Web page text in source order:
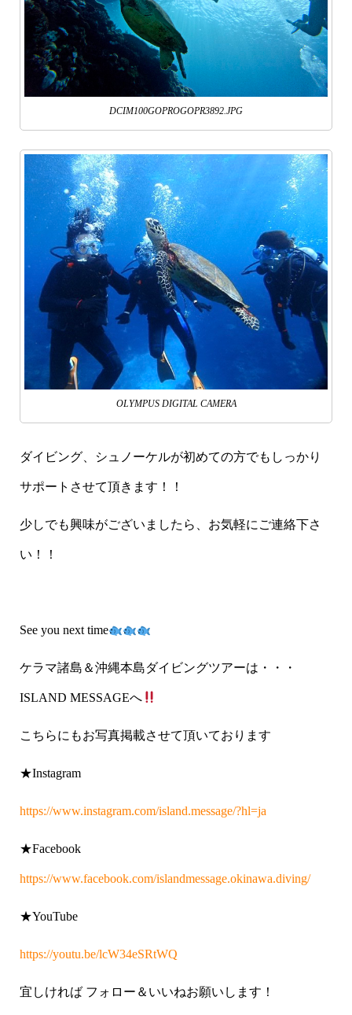
DCIM100GOPROGOPR3892.JPG
OLYMPUS DIGITAL CAMERA
ダイビング、シュノーケルが初めての方でもしっかり
サポートさせて頂きます！！
少しでも興味がございましたら、お気軽にご連絡下さ
い！！
See you next time
ケラマ諸島＆沖縄本島ダイビングツアーは・・・
ISLAND MESSAGEへ
こちらにもお写真掲載させて頂いております
★Instagram
https://www.instagram.com/island.message/?hl=ja
★Facebook
https://www.facebook.com/islandmessage.okinawa.diving/
★YouTube
https://youtu.be/lcW34eSRtWQ
宜しければ フォロー＆いいねお願いします！